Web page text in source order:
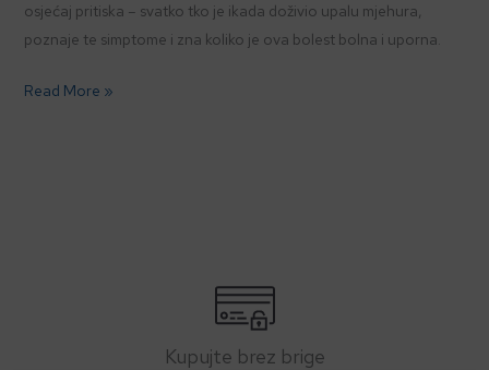
osjećaj pritiska – svatko tko je ikada doživio upalu mjehura,
poznaje te simptome i zna koliko je ova bolest bolna i uporna.
Read More »
Kupujte brez brige